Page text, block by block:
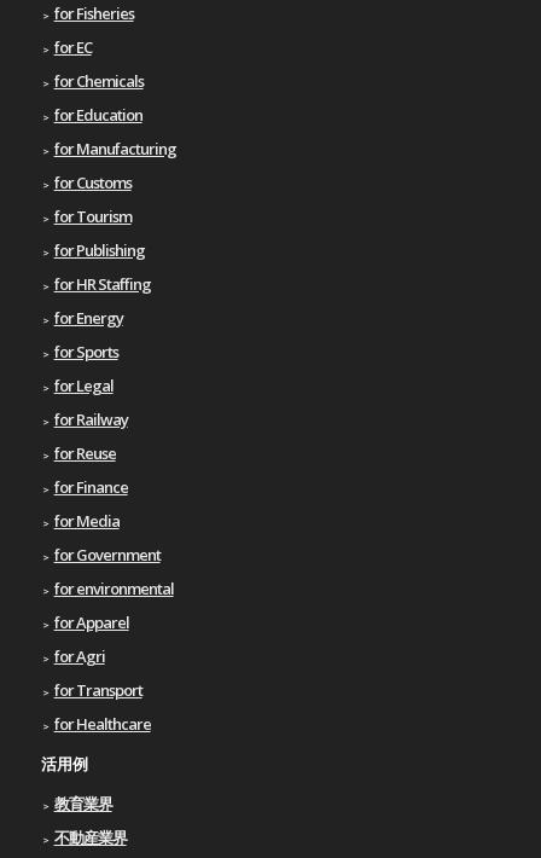
for Fisheries
for EC
for Chemicals
for Education
for Manufacturing
for Customs
for Tourism
for Publishing
for HR Staffing
for Energy
for Sports
for Legal
for Railway
for Reuse
for Finance
for Media
for Government
for environmental
for Apparel
for Agri
for Transport
for Healthcare
活用例
教育業界
不動産業界